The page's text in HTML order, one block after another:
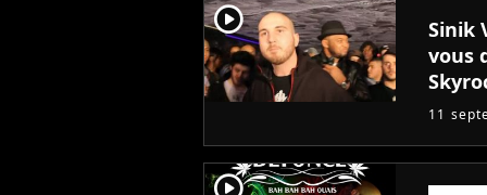
player2
Sinik
vous
11
player2